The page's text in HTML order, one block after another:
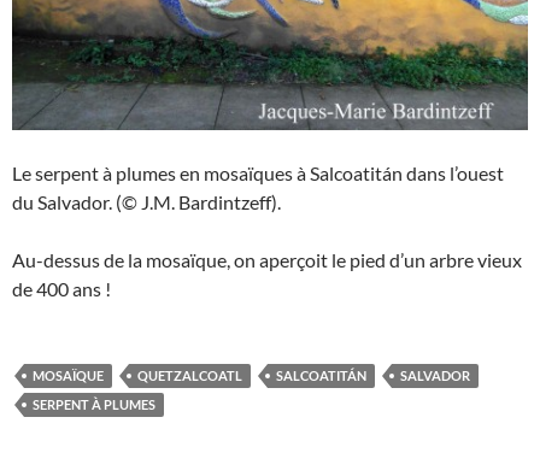
Le serpent à plumes en mosaïques à Salcoatitán dans l’ouest
du Salvador. (© J.M. Bardintzeff).
Au-dessus de la mosaïque, on aperçoit le pied d’un arbre vieux
de 400 ans !
MOSAÏQUE QUETZALCOATL SALCOATITÁN
SALVADOR
SERPENT À PLUMES